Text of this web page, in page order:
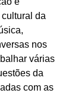
da
nos
várias
da
com as